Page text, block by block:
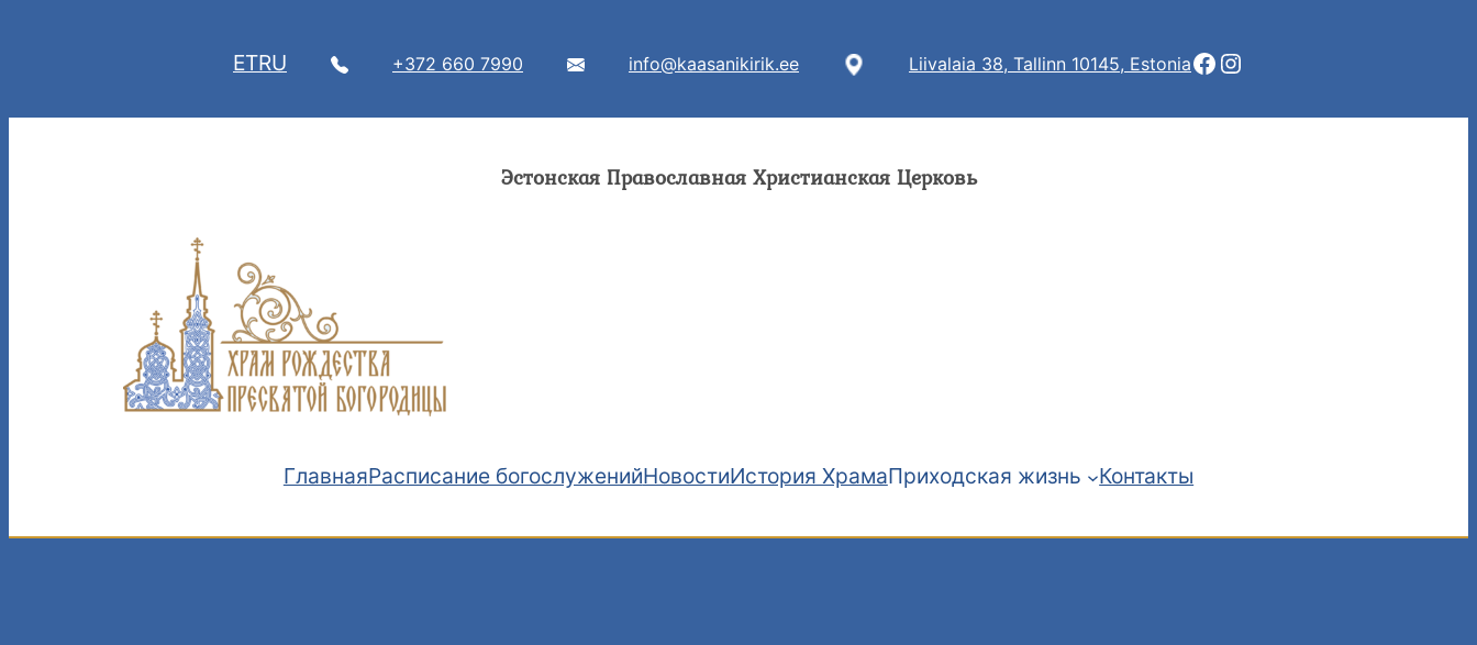
ETRU +372 660 7990 info@kaasanikirik.ee Liivalaia 38, Tallinn 10145, EstoniaFacebook
Instagram
Эстонская Православная Христианская Церковь
ГлавнаяРасписание богослуженийНовостиИстория ХрамаПриходская жизнь Контакты